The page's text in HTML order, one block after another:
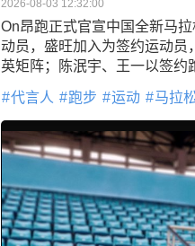
2026-08-03 12:32:00
On昂跑正式官宣中国全新马
动员，盛旺加入为签约运动员
英矩阵；陈泯宇、王一以签约
代言人 跑步 运动 马拉